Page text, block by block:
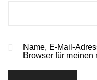
Name, E-Mail-
Browser für meinen